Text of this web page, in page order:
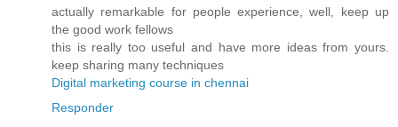
actually remarkable for people experience, well, keep up
the good work fellows
this is really too useful and have more ideas from yours.
keep sharing many techniques
Digital marketing course in chennai
Responder